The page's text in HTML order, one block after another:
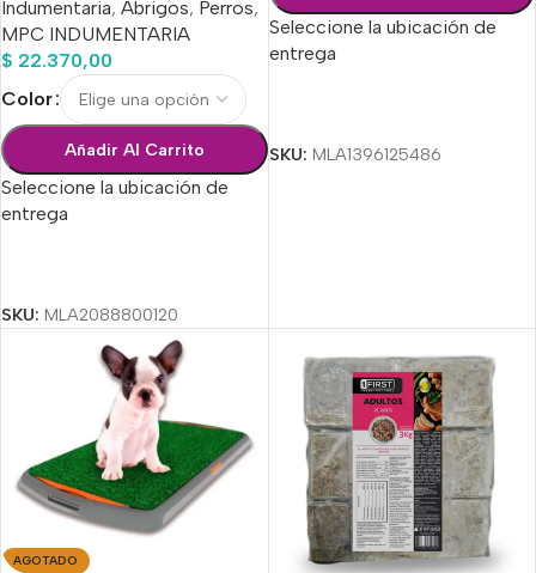
Indumentaria, Abrigos, Perros,
MPC INDUMENTARIA
$ 22.370,00
Color
Añadir Al Carrito
Seleccione la ubicación de
entrega
SKU: MLA2088800120
Seleccione la ubicación de
entrega
SKU: MLA1396125486
AGOTADO